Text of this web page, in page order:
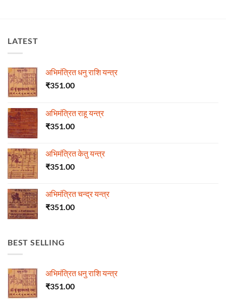
LATEST
अभिमंत्रित धनु राशि यन्त्र
₹351.00
अभिमंत्रित राहू यन्त्र
₹351.00
अभिमंत्रित केतु यन्त्र
₹351.00
अभिमंत्रित चन्द्र यन्त्र
₹351.00
BEST SELLING
अभिमंत्रित धनु राशि यन्त्र
₹351.00